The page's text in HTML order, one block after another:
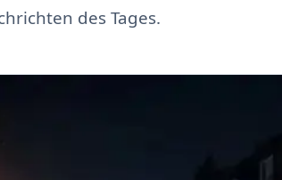
des Tages.